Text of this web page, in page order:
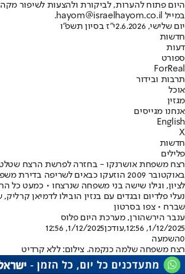
היום פתוח להערות, לביקורת ולהצעות לשיפור
במייל hayom@israelhayom.co.il.
יום שלישי, 2.6.2026
י"ז בסיון תשפ"ו
חדשות
דעות
ספורט
ForReal
תרבות ובידור
אוכל
מגזין
אנחנו מגייסים
English
X
חדשות
פלילים
רצח משפחת אושרנקו - בחזרה לפרשת הרצח
באוקטובר 2009 הוזעקו כבאים לשריפה
לציון, וגילו שישה בני משפחה שנרצחו • כמעט כל
נעלי פלדיום ובגדים עם בנזין הובילו לדמיאן
שברח • צפו בסרטון
ענבר הירשהורן, מערכת היום פלוס
1/12/2025, 12:56
,עודכן1/12/2025, 12:56
0השמעה
רצח משפחה שלמה כנקמה. צילום: ללא קרדיט